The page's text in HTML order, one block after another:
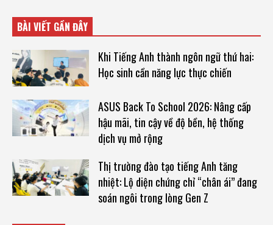
BÀI VIẾT GẦN ĐÂY
Khi Tiếng Anh thành ngôn ngữ thứ hai:
Học sinh cần năng lực thực chiến
ASUS Back To School 2026: Nâng cấp
hậu mãi, tin cậy về độ bền, hệ thống
dịch vụ mở rộng
Thị trường đào tạo tiếng Anh tăng
nhiệt: Lộ diện chứng chỉ “chân ái” đang
soán ngôi trong lòng Gen Z